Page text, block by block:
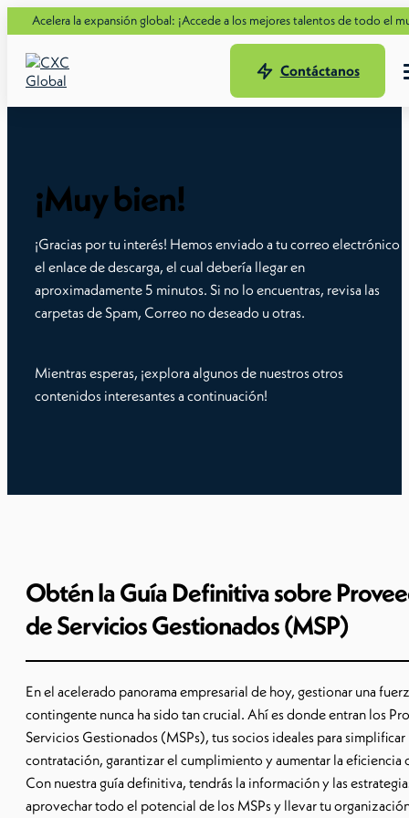
la expansión global: ¡Accede a los mejores talentos de todo el mundo con
Contáctanos
¡Muy bien!
¡Gracias por tu interés! Hemos enviado a tu correo electrónico
el enlace de descarga, el cual debería llegar en
aproximadamente 5 minutos. Si no lo encuentras, revisa las
carpetas de Spam, Correo no deseado u otras.
Mientras esperas, ¡explora algunos de nuestros otros
contenidos interesantes a continuación!
Obtén la Guía Definitiva sobre
de Servicios Gestionados (MSP)
En el acelerado panorama empresarial de hoy, gestionar una
contingente nunca ha sido tan crucial. Ahí es donde entran los
Servicios Gestionados (MSPs), tus socios ideales para
contratación, garantizar el cumplimiento y aumentar la eficiencia
Con nuestra guía definitiva, tendrás la información y las
aprovechar todo el potencial de los MSPs y llevar tu